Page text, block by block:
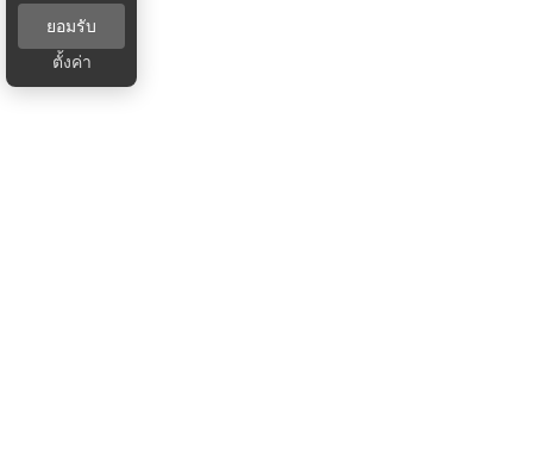
ยอมรับ
ตั้งค่า